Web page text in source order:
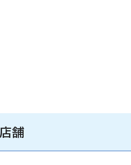
舗